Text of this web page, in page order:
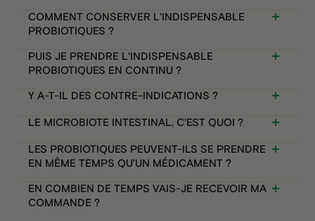
COMMENT CONSERVER L'INDISPENSABLE
PROBIOTIQUES ?
PUIS JE PRENDRE L'INDISPENSABLE
PROBIOTIQUES EN CONTINU ?
Y A-T-IL DES CONTRE-INDICATIONS ?
LE MICROBIOTE INTESTINAL, C'EST QUOI ?
LES PROBIOTIQUES PEUVENT-ILS SE PRENDRE
EN MÊME TEMPS QU'UN MÉDICAMENT ?
EN COMBIEN DE TEMPS VAIS-JE RECEVOIR MA
COMMANDE ?